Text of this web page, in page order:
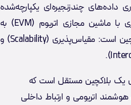
داده‌های چندزنجیره‌ای یکپارچه‌شده
(Aggregated Multi-Chain) و سازگاری با ماشین مجازی اتریوم (EVM) به
دنبال رفع دو چالش اساسی در بلاک‌چین است: مقیاس‌پذیری (Scalability) و
یک بلاکچین مستقل است که
اتریومی و ارتباط داخلی